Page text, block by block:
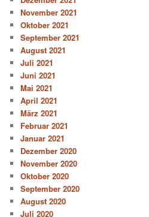
November 2021
Oktober 2021
September 2021
August 2021
Juli 2021
Juni 2021
Mai 2021
April 2021
März 2021
Februar 2021
Januar 2021
Dezember 2020
November 2020
Oktober 2020
September 2020
August 2020
Juli 2020